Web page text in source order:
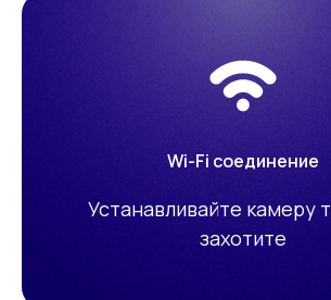
Wi-Fi соединение
Устанавливайте камеру
захотите